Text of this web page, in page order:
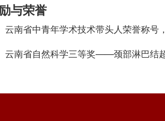
与荣誉
云南省中青年学术技术带头人荣誉称号
云南省自然科学三等奖——颈部淋巴结